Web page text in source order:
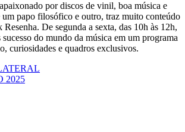
por discos de vinil, boa música e
um papo filosófico e outro, traz muito conteúdo
De segunda a sexta, das 10h às 12h,
sucesso do mundo da música em um programa
curiosidades e quadros exclusivos.